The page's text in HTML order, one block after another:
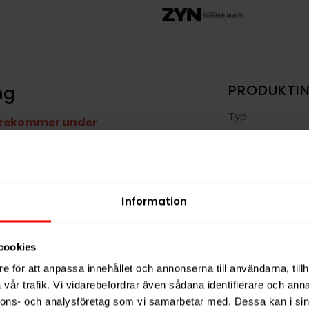
Information
för att anpassa innehållet och annonserna till användarna,
trafik. Vi vidarebefordrar även sådana identifierare och
och analysföretag som vi samarbetar med. Dessa kan i
under
smakleverans så snart den
och har en nikotinhalt på 6,5 mg
tobaksfritt alternativ till traditionellt
fuktighetsbevarande medel
Typ
Vikt per dosa
Portioner per